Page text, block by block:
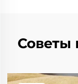
Советы